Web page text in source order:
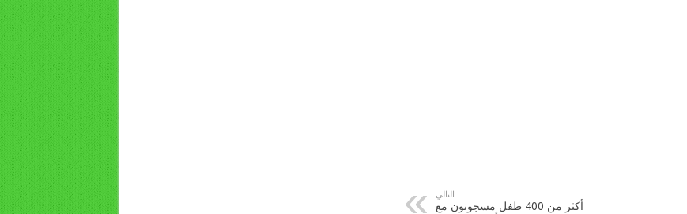
التالي
أكثر من 400 طفل مسجونون مع